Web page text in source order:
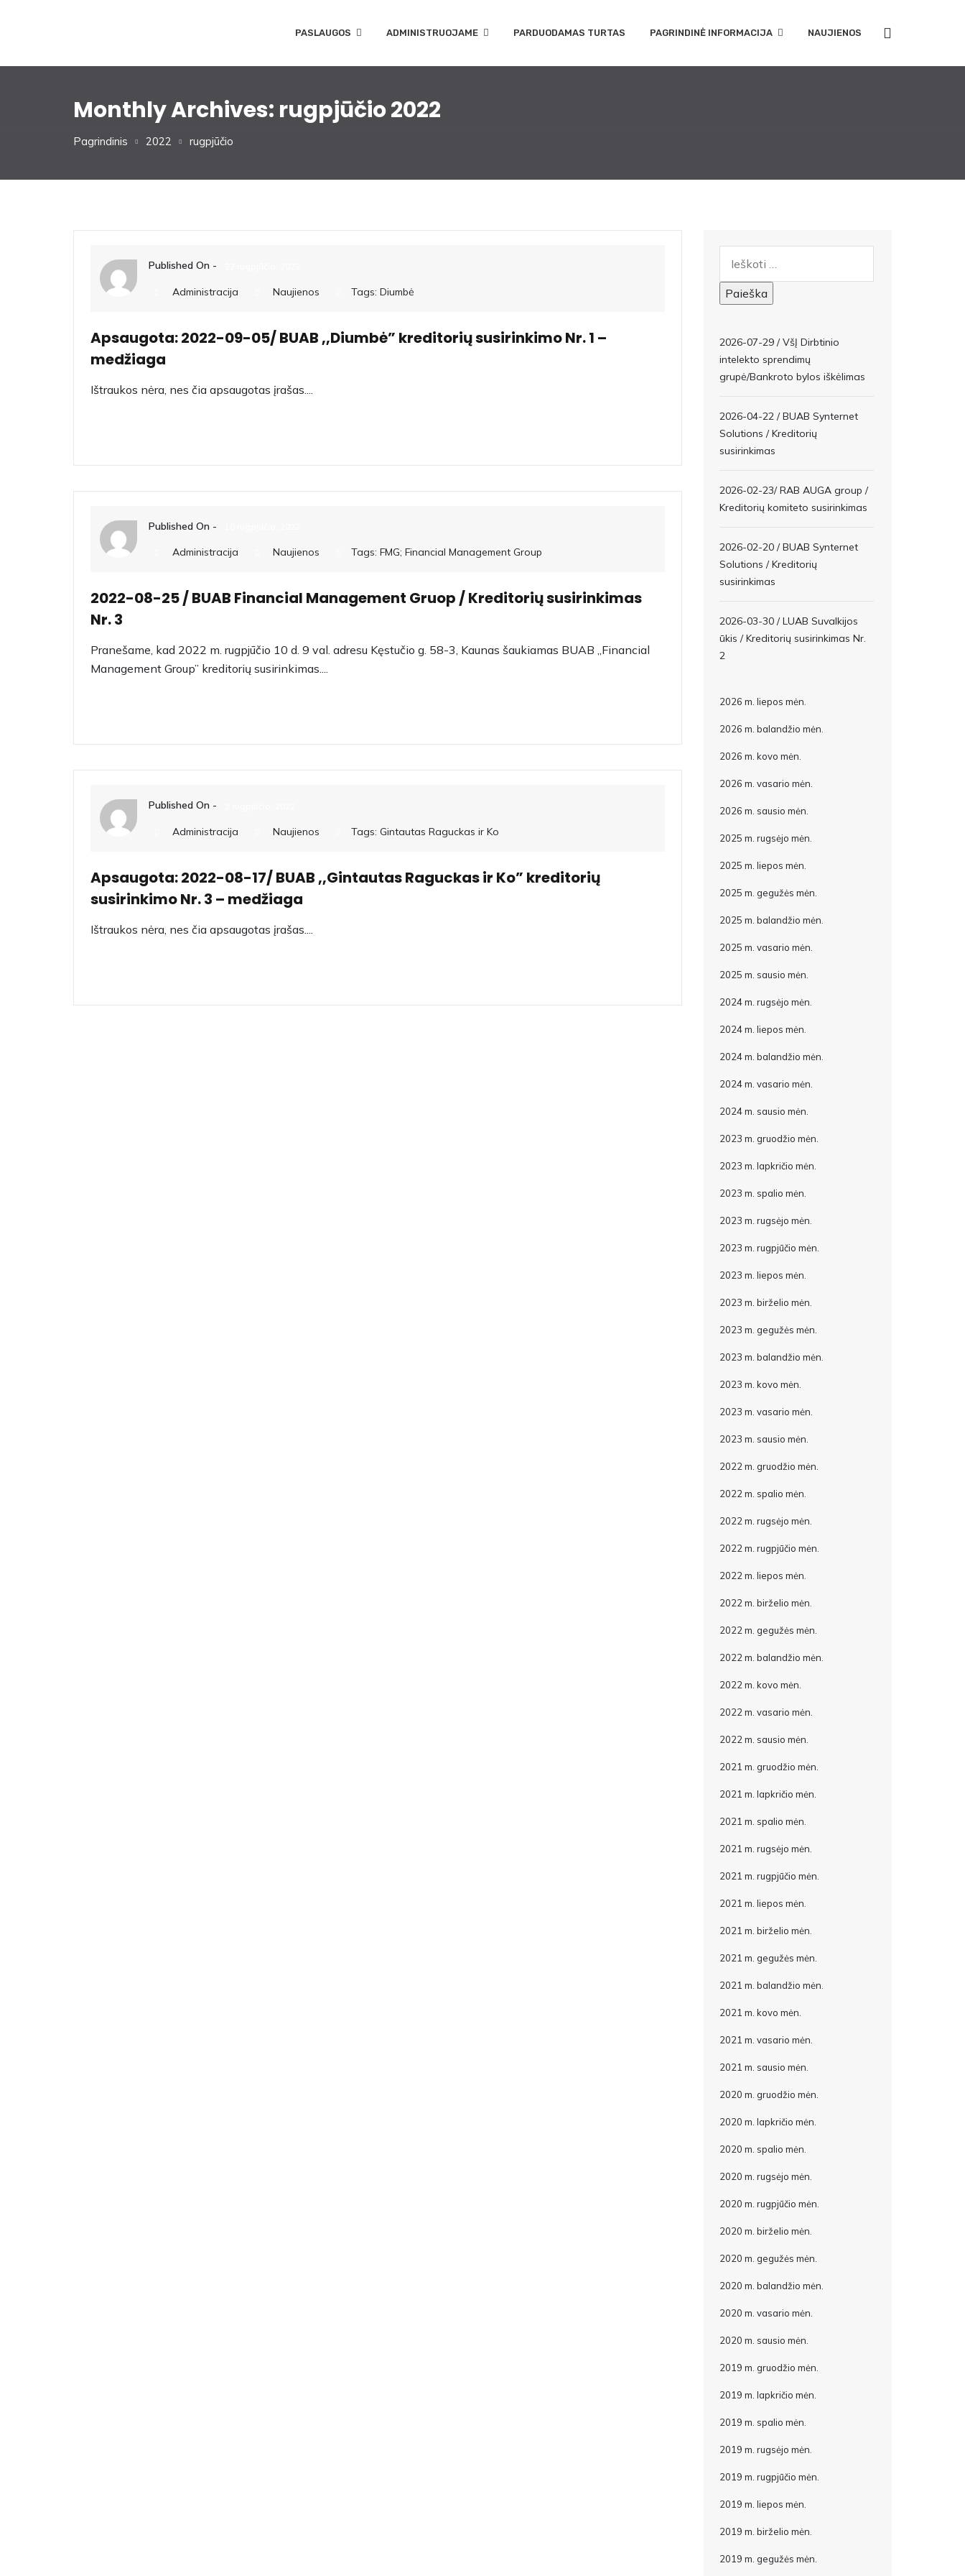
PASLAUGOS ADMINISTRUOJAME PARDUODAMAS TURTAS PAGRINDINĖ INFORMACIJA NAUJIENOS
Monthly Archives: rugpjūčio 2022
Pagrindinis 2022 rugpjūčio
Published On -
Administracija Naujienos Tags: Diumbė
Apsaugota: 2022-09-05/ BUAB ,,Diumbė” kreditorių susirinkimo Nr. 1 –
medžiaga
Ištraukos nėra, nes čia apsaugotas įrašas....
Published On -
Administracija Naujienos Tags: FMG; Financial Management Group
2022-08-25 / BUAB Financial Management Gruop / Kreditorių susirinkimas
Nr. 3
Pranešame, kad 2022 m. rugpjūčio 10 d. 9 val. adresu Kęstučio g. 58-3, Kaunas šaukiamas BUAB „Financial
Management Group” kreditorių susirinkimas....
Published On -
Administracija Naujienos Tags: Gintautas Raguckas ir Ko
Apsaugota: 2022-08-17/ BUAB ,,Gintautas Raguckas ir Ko” kreditorių
susirinkimo Nr. 3 – medžiaga
Ištraukos nėra, nes čia apsaugotas įrašas....
2026-07-29 / VšĮ Dirbtinio
intelekto sprendimų
grupė/Bankroto bylos iškėlimas
2026-04-22 / BUAB Synternet
Solutions / Kreditorių
susirinkimas
2026-02-23/ RAB AUGA group /
Kreditorių komiteto susirinkimas
2026-02-20 / BUAB Synternet
Solutions / Kreditorių
susirinkimas
2026-03-30 / LUAB Suvalkijos
ūkis / Kreditorių susirinkimas Nr.
2
2026 m. liepos mėn.
2026 m. balandžio mėn.
2026 m. kovo mėn.
2026 m. vasario mėn.
2026 m. sausio mėn.
2025 m. rugsėjo mėn.
2025 m. liepos mėn.
2025 m. gegužės mėn.
2025 m. balandžio mėn.
2025 m. vasario mėn.
2025 m. sausio mėn.
2024 m. rugsėjo mėn.
2024 m. liepos mėn.
2024 m. balandžio mėn.
2024 m. vasario mėn.
2024 m. sausio mėn.
2023 m. gruodžio mėn.
2023 m. lapkričio mėn.
2023 m. spalio mėn.
2023 m. rugsėjo mėn.
2023 m. rugpjūčio mėn.
2023 m. liepos mėn.
2023 m. birželio mėn.
2023 m. gegužės mėn.
2023 m. balandžio mėn.
2023 m. kovo mėn.
2023 m. vasario mėn.
2023 m. sausio mėn.
2022 m. gruodžio mėn.
2022 m. spalio mėn.
2022 m. rugsėjo mėn.
2022 m. rugpjūčio mėn.
2022 m. liepos mėn.
2022 m. birželio mėn.
2022 m. gegužės mėn.
2022 m. balandžio mėn.
2022 m. kovo mėn.
2022 m. vasario mėn.
2022 m. sausio mėn.
2021 m. gruodžio mėn.
2021 m. lapkričio mėn.
2021 m. spalio mėn.
2021 m. rugsėjo mėn.
2021 m. rugpjūčio mėn.
2021 m. liepos mėn.
2021 m. birželio mėn.
2021 m. gegužės mėn.
2021 m. balandžio mėn.
2021 m. kovo mėn.
2021 m. vasario mėn.
2021 m. sausio mėn.
2020 m. gruodžio mėn.
2020 m. lapkričio mėn.
2020 m. spalio mėn.
2020 m. rugsėjo mėn.
2020 m. rugpjūčio mėn.
2020 m. birželio mėn.
2020 m. gegužės mėn.
2020 m. balandžio mėn.
2020 m. vasario mėn.
2020 m. sausio mėn.
2019 m. gruodžio mėn.
2019 m. lapkričio mėn.
2019 m. spalio mėn.
2019 m. rugsėjo mėn.
2019 m. rugpjūčio mėn.
2019 m. liepos mėn.
2019 m. birželio mėn.
2019 m. gegužės mėn.